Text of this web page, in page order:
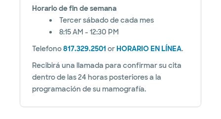
Horario de fin de semana
Tercer sábado de cada mes
8:15 AM - 12:30 PM
Telefono817.329.2501 orHORARIO EN LÍNEA.
Recibirá una llamada para confirmar su cita
dentro de las 24 horas posteriores a la
programación de su mamografía.